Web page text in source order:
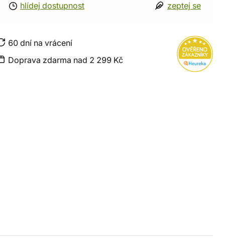
hlídej dostupnost zeptej se
60 dní na vrácení
Doprava zdarma nad 2 299 Kč